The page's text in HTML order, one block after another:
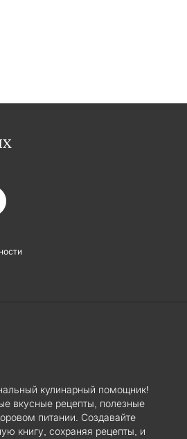
кулинарный помощник!
вкусные рецепты, полезные
питании. Создавайте
книгу, сохраняя рецепты, и